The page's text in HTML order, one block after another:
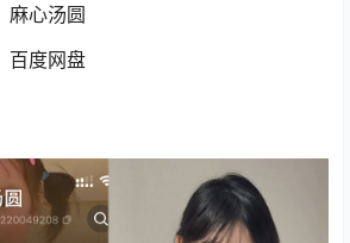
麻心汤圆
百度网盘